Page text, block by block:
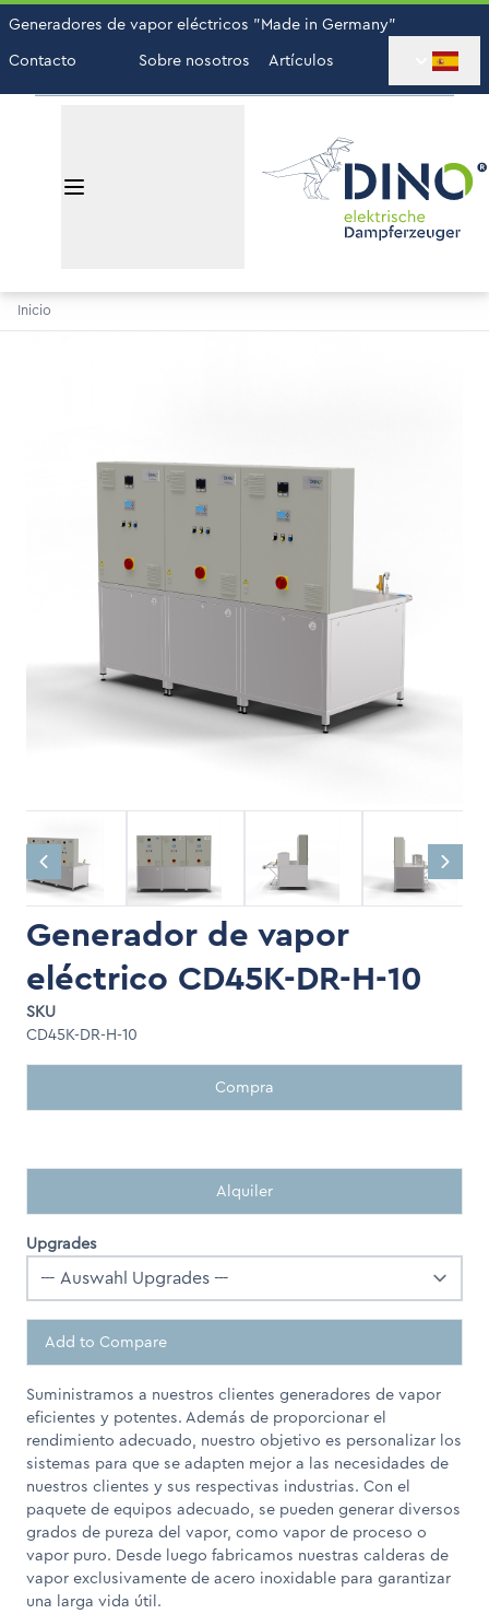
Generadores de vapor eléctricos "Made in Germany"
Contacto
Sobre nosotros Artículos
Inicio
Generador de vapor
eléctrico CD45K-DR-H-10
SKU
CD45K-DR-H-10
Compra
Alquiler
Upgrades
Add to Compare
Suministramos a nuestros clientes generadores de vapor
eficientes y potentes. Además de proporcionar el
rendimiento adecuado, nuestro objetivo es personalizar los
sistemas para que se adapten mejor a las necesidades de
nuestros clientes y sus respectivas industrias. Con el
paquete de equipos adecuado, se pueden generar diversos
grados de pureza del vapor, como vapor de proceso o
vapor puro. Desde luego fabricamos nuestras calderas de
vapor exclusivamente de acero inoxidable para garantizar
una larga vida útil.